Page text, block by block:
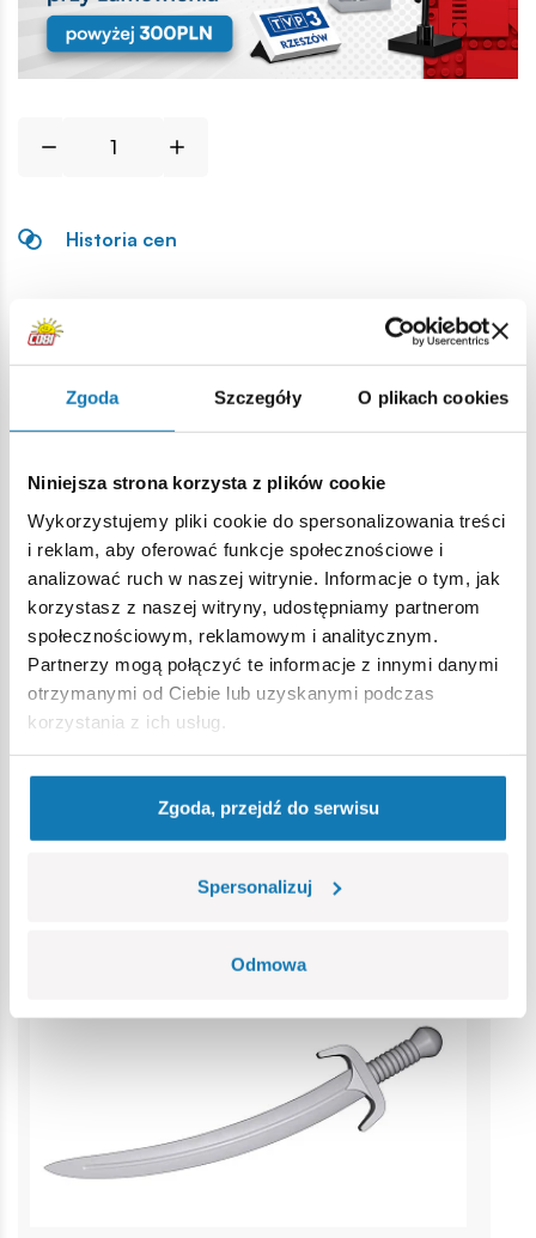
Zgoda Szczegóły O plikach cookies
Niniejsza strona korzysta z plików cookie
Wykorzystujemy pliki cookie do spersonalizowania treści
i reklam, aby oferować funkcje społecznościowe i
analizować ruch w naszej witrynie. Informacje o tym, jak
korzystasz z naszej witryny, udostępniamy partnerom
społecznościowym, reklamowym i analitycznym.
Partnerzy mogą połączyć te informacje z innymi danymi
otrzymanymi od Ciebie lub uzyskanymi podczas
korzystania z ich usług.
Zgoda, przejdź do serwisu
Spersonalizuj
Odmowa
Historia cen
Opis
Lokalizacja produktu:
Strona główna Klocki na sztuki Broń Minigun M134,
Ostrzeżenie
Nieodpowiednie dla dzieci w wieku poniżej 3 lat. Zawiera
małe części, które mogą zostać połknięte lub wchłonięte
(ryzyko zadławienia). Zalecamy zachowanie opakowania w
celach informacyjnych. Zachowuje się prawo do zmiany
kolorów i szczegółów technicznych.
Bestsellery w kategorii